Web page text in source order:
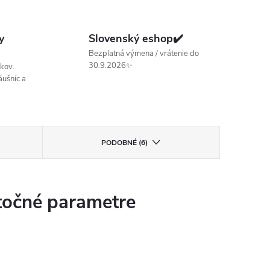
a
Slovenský eshop✔️
Bezplatná výmena / vrátenie do
30.9.2026✨
PODOBNÉ (6)
parametre